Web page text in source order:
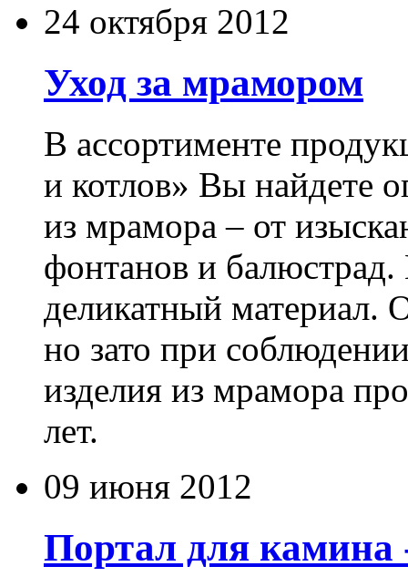
24 октября 2012
Уход за мрамором
В ассортименте
и котлов» Вы найдете
из мрамора – от
фонтанов и
деликатный материал.
но зато при
изделия из мрамора
лет.
09 июня 2012
Портал для камина